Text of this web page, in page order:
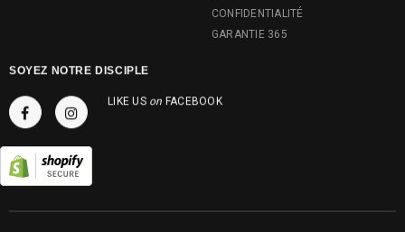
CONFIDENTIALITÉ
GARANTIE 365
SOYEZ NOTRE DISCIPLE
LIKE US on FACEBOOK